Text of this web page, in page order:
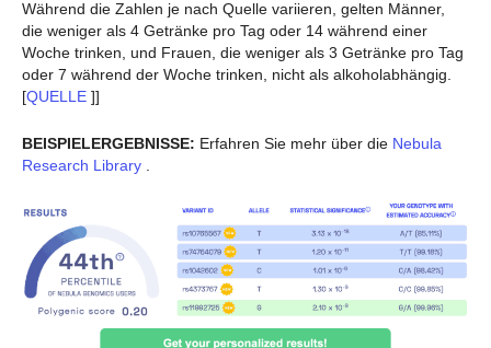
Während die Zahlen je nach Quelle variieren, gelten Männer,
die weniger als 4 Getränke pro Tag oder 14 während einer
Woche trinken, und Frauen, die weniger als 3 Getränke pro Tag
oder 7 während der Woche trinken, nicht als alkoholabhängig.
[QUELLE ]]
BEISPIELERGEBNISSE: Erfahren Sie mehr über die Nebula
Research Library